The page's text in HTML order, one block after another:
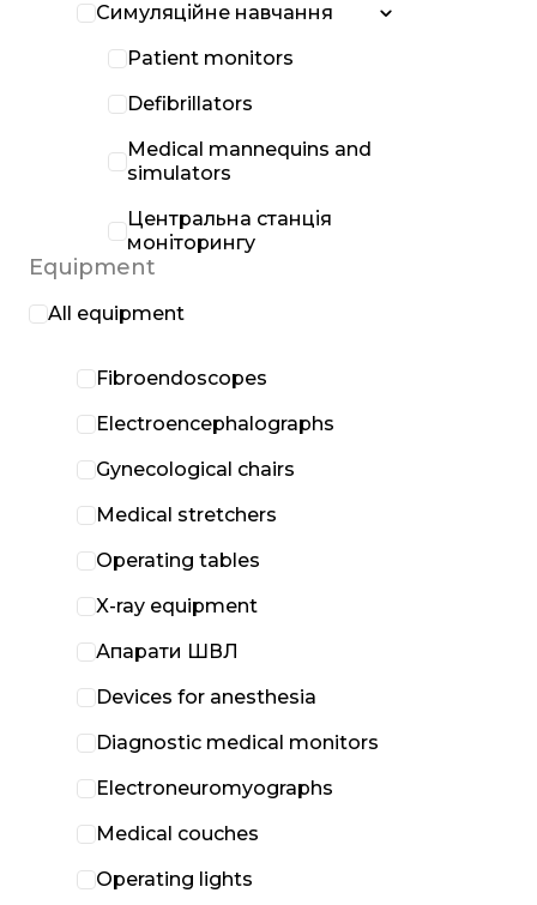
Симуляційне навчання
Patient monitors
Defibrillators
Medical mannequins and
simulators
Центральна станція
моніторингу
Equipment
All equipment
Fibroendoscopes
Electroencephalographs
Gynecological chairs
Medical stretchers
Operating tables
X-ray equipment
Апарати ШВЛ
Devices for anesthesia
Diagnostic medical monitors
Electroneuromyographs
Medical couches
Operating lights